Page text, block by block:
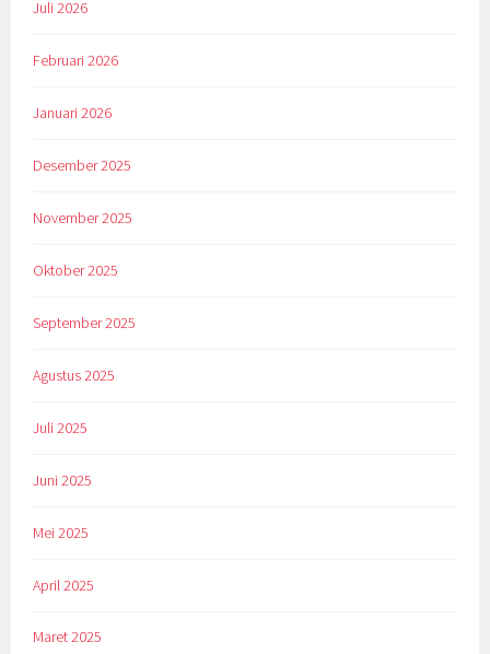
Juli 2026
Februari 2026
Januari 2026
Desember 2025
November 2025
Oktober 2025
September 2025
Agustus 2025
Juli 2025
Juni 2025
Mei 2025
April 2025
Maret 2025